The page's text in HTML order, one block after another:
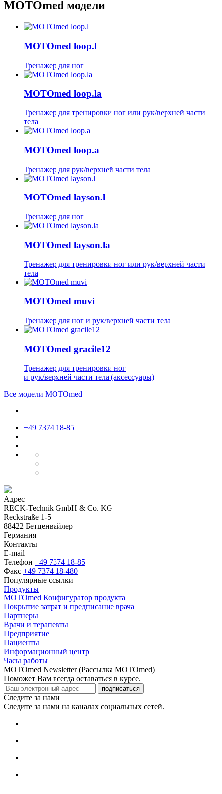
MOTOmed модели
MOTOmed loop.l
Тренажер для ног
MOTOmed loop.la
Тренажер для тренировки ног или рук/верхней части
тела
MOTOmed loop.a
Тренажер для рук/верхней части тела
MOTOmed layson.l
Тренажер для ног
MOTOmed layson.la
Тренажер для тренировки ног или рук/верхней части
тела
MOTOmed muvi
Тренажер для ног и рук/верхней части тела
MOTOmed gracile12
Тренажер для тренировки ног
и рук/верхней части тела (аксессуары)
Все модели МОТОmed
+49 7374 18-85
Адрес
RECK-Technik GmbH & Co. KG
Reckstraße 1-5
88422 Бетценвайлер
Германия
Контакты
E-mail
Телефон +49 7374 18-85
Факс +49 7374 18-480
Популярные ссылки
Продукты
MOTOmed Конфигуратор продукта
Покрытие затрат и предписание врача
Партнеры
Врачи и терапевты
Предприятие
Пациенты
Информационный центр
Часы работы
MOTOmed Newsletter (Рассылка MOTOmed)
Поможет Вам всегда оставаться в курсе.
подписаться
Следите за нами
Следите за нами на каналах социальных сетей.